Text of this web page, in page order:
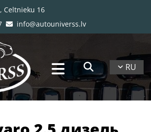
Celtnieku 16
 info@autouniverss.lv
RU